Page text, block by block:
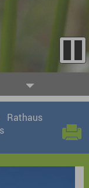
Rathaus